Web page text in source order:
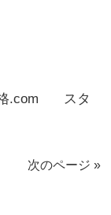
.com スタ
次のページ »